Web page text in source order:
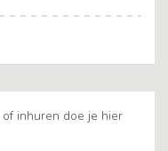
inhuren doe je hier